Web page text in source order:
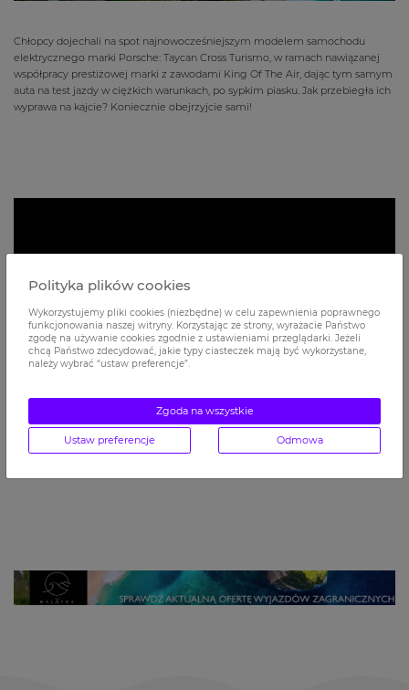
Chłopcy dojechali na spot najnowocześniejszym modelem samochodu
elektrycznego marki Porsche: Taycan Cross Turismo, w ramach nawiązanej
współpracy prestiżowej marki z zawodami King Of The Air, dając tym samym
auta na test jazdy w ciężkich warunkach, po sypkim piasku. Jak przebiegła ich
wyprawa na kajcie? Koniecznie obejrzyjcie sami!
Polityka plików cookies
Wykorzystujemy pliki cookies (niezbędne) w celu zapewnienia poprawnego
funkcjonowania naszej witryny. Korzystając ze strony, wyrażacie Państwo
zgodę na używanie cookies zgodnie z ustawieniami przeglądarki. Jeżeli
chcą Państwo zdecydować, jakie typy ciasteczek mają być wykorzystane,
należy wybrać “ustaw preferencje”.
Zgoda na wszystkie
Ustaw preferencje Odmowa